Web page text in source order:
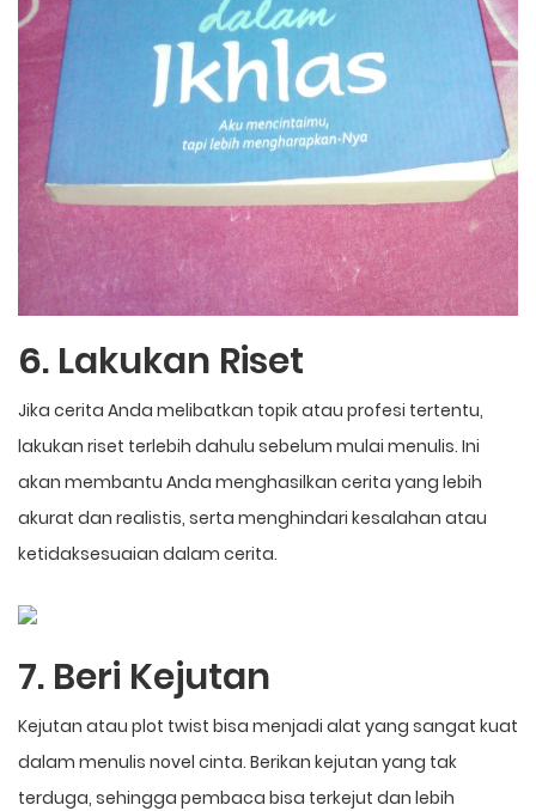
6. Lakukan Riset
Jika cerita Anda melibatkan topik atau profesi tertentu,
lakukan riset terlebih dahulu sebelum mulai menulis. Ini
akan membantu Anda menghasilkan cerita yang lebih
akurat dan realistis, serta menghindari kesalahan atau
ketidaksesuaian dalam cerita.
7. Beri Kejutan
Kejutan atau plot twist bisa menjadi alat yang sangat kuat
dalam menulis novel cinta. Berikan kejutan yang tak
terduga, sehingga pembaca bisa terkejut dan lebih